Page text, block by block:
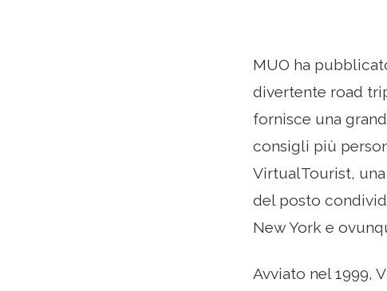
MUO ha
divertente road
fornisce una
consigli più
VirtualTourist,
del posto
New York e
Avviato nel 1999,